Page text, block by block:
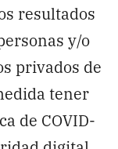
resultados
y/o
privados de
tener
de COVID-